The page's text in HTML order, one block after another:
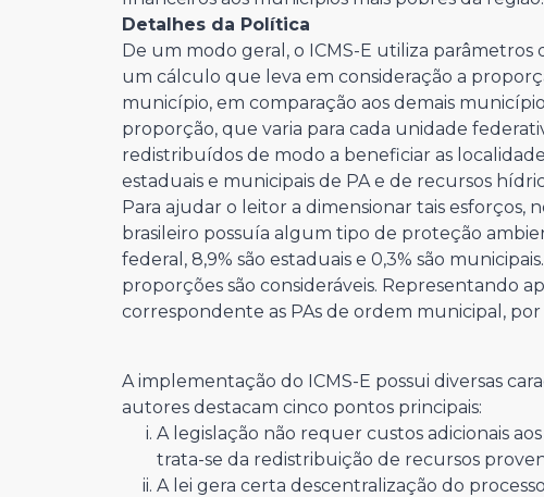
Detalhes da Política
De um modo geral, o ICMS-E utiliza
um cálculo que leva em consideração a
município, em comparação aos demais
proporção, que varia para cada unidade
redistribuídos de modo a beneficiar as
estaduais e municipais de PA e de recursos
Para ajudar o leitor a dimensionar tais esforços,
brasileiro possuía algum tipo de proteção
federal, 8,9% são estaduais e 0,3% são
proporções são consideráveis. Representando
correspondente as PAs de ordem municipal,
A implementação do ICMS-E possui diversas
autores destacam cinco pontos principais:
A legislação não requer custos adicionais
trata-se da redistribuição de recursos
A lei gera certa descentralização do